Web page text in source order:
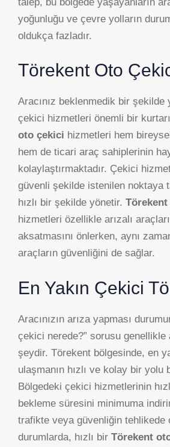
yoğunluğu ve çevre yolların
oldukça fazladır.
Törekent Oto
Aracınız beklenmedik bir şekilde
çekici hizmetleri önemli bir
oto çekici hizmetleri hem
hem de ticari araç sahiplerinin
kolaylaştırmaktadır. Çekici
güvenli şekilde istenilen noktaya
hızlı bir şekilde yönetir.
hizmetleri özellikle arızalı
aksatmasını önlerken, aynı
araçların güvenliğini de sağlar.
En Yakın Çekici
Aracınızın arıza yapması
çekici nerede?” sorusu genellikle
şeydir. Törekent bölgesinde, en
ulaşmanın hızlı ve kolay bir yolu
Bölgedeki çekici hizmetlerinin
bekleme süresini minimuma
trafikte veya güvenliğin tehlikede
durumlarda, hızlı bir Törekent